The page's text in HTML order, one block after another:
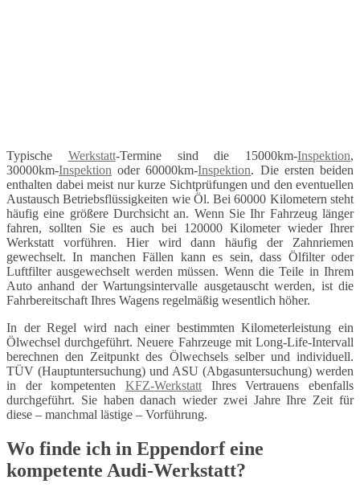
Typische Werkstatt-Termine sind die 15000km-Inspektion,
30000km-Inspektion oder 60000km-Inspektion. Die ersten beiden
enthalten dabei meist nur kurze Sichtprüfungen und den eventuellen
Austausch Betriebsflüssigkeiten wie Öl. Bei 60000 Kilometern steht
häufig eine größere Durchsicht an. Wenn Sie Ihr Fahrzeug länger
fahren, sollten Sie es auch bei 120000 Kilometer wieder Ihrer
Werkstatt vorführen. Hier wird dann häufig der Zahnriemen
gewechselt. In manchen Fällen kann es sein, dass Ölfilter oder
Luftfilter ausgewechselt werden müssen. Wenn die Teile in Ihrem
Auto anhand der Wartungsintervalle ausgetauscht werden, ist die
Fahrbereitschaft Ihres Wagens regelmäßig wesentlich höher.
In der Regel wird nach einer bestimmten Kilometerleistung ein
Ölwechsel durchgeführt. Neuere Fahrzeuge mit Long-Life-Intervall
berechnen den Zeitpunkt des Ölwechsels selber und individuell.
TÜV (Hauptuntersuchung) und ASU (Abgasuntersuchung) werden
in der kompetenten KFZ-Werkstatt Ihres Vertrauens ebenfalls
durchgeführt. Sie haben danach wieder zwei Jahre Ihre Zeit für
diese – manchmal lästige – Vorführung.
Wo finde ich in Eppendorf eine
kompetente Audi-Werkstatt?